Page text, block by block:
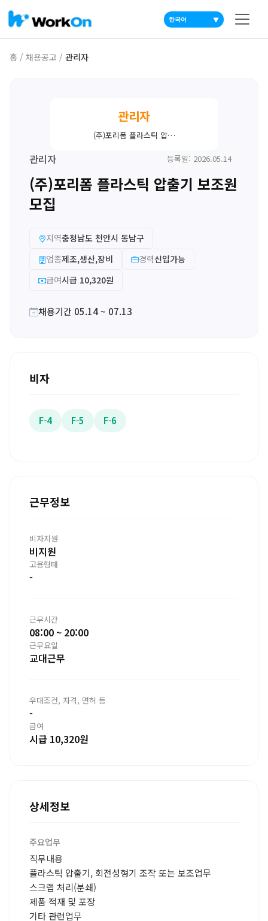
▼
홈 / 채용공고 / 관리자
관리자
(주)포리폼 플라스틱 압…
관리자 등록일: 2026.05.14
(주)포리폼 플라스틱 압출기 보조원
모집
지역충청남도 천안시 동남구
업종제조,생산,장비 경력신입가능
급여시급 10,320원
채용기간 05.14 ~ 07.13
비자
F-4 F-5 F-6
근무정보
비자지원
비지원
고용형태
-
근무시간
08:00 ~ 20:00
근무요일
교대근무
우대조건, 자격, 면허 등
-
급여
시급 10,320원
상세정보
주요업무
직무내용
플라스틱 압출기, 회전성형기 조작 또는 보조업무
스크랩 처리(분쇄)
제품 적재 및 포장
기타 관련업무